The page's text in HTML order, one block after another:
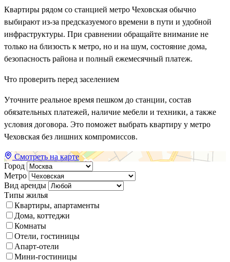
Квартиры рядом со станцией метро Чеховская обычно
выбирают из-за предсказуемого времени в пути и удобной
инфраструктуры. При сравнении обращайте внимание не
только на близость к метро, но и на шум, состояние дома,
безопасность района и полный ежемесячный платеж.
Что проверить перед заселением
Уточните реальное время пешком до станции, состав
обязательных платежей, наличие мебели и техники, а также
условия договора. Это поможет выбрать квартиру у метро
Чеховская без лишних компромиссов.
Смотреть на карте
Город
Метро
Вид аренды
Типы жилья
Квартиры, апартаменты
Дома, коттеджи
Комнаты
Отели, гостиницы
Апарт-отели
Мини-гостиницы